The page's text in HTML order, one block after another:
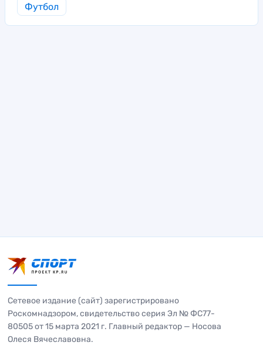
Футбол
Сетевое издание (сайт) зарегистрировано
Роскомнадзором, свидетельство серия Эл № ФС77-
80505 от 15 марта 2021 г. Главный редактор — Носова
Олеся Вячеславовна.